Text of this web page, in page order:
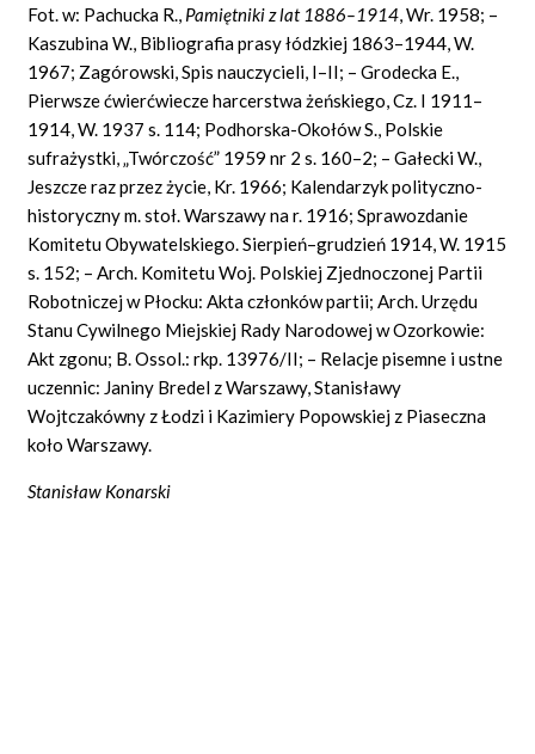
Fot. w: Pachucka R., Pamiętniki z lat 1886–1914,Wr. 1958; –
Kaszubina W., Bibliografia prasy łódzkiej 1863–1944, W.
1967; Zagórowski, Spis nauczycieli, I–II; – Grodecka E.,
Pierwsze ćwierćwiecze harcerstwa żeńskiego, Cz. I 1911–
1914, W. 1937 s. 114; Podhorska-Okołów S., Polskie
sufrażystki, „Twórczość” 1959 nr 2 s. 160–2; – Gałecki W.,
Jeszcze raz przez życie, Kr. 1966; Kalendarzyk polityczno-
historyczny m. stoł. Warszawy na r. 1916; Sprawozdanie
Komitetu Obywatelskiego. Sierpień–grudzień 1914, W. 1915
s. 152; – Arch. Komitetu Woj. Polskiej Zjednoczonej Partii
Robotniczej w Płocku: Akta członków partii; Arch. Urzędu
Stanu Cywilnego Miejskiej Rady Narodowej w Ozorkowie:
Akt zgonu; B. Ossol.: rkp. 13976/II; – Relacje pisemne i ustne
uczennic: Janiny Bredel z Warszawy, Stanisławy
Wojtczakówny z Łodzi i Kazimiery Popowskiej z Piaseczna
koło Warszawy.
Stanisław Konarski